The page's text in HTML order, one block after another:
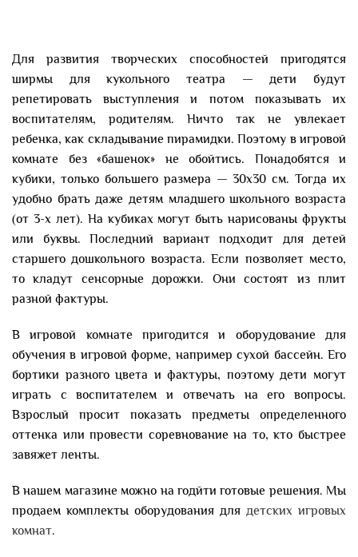
Для развития творческих способностей пригодятся
ширмы для кукольного театра — дети будут
репетировать выступления и потом показывать их
воспитателям, родителям. Ничто так не увлекает
ребенка, как складывание пирамидки. Поэтому в игровой
комнате без «башенок» не обойтись. Понадобятся и
кубики, только большего размера — 30х30 см. Тогда их
удобно брать даже детям младшего школьного возраста
(от 3-х лет). На кубиках могут быть нарисованы фрукты
или буквы. Последний вариант подходит для детей
старшего дошкольного возраста. Если позволяет место,
то кладут сенсорные дорожки. Они состоят из плит
разной фактуры.
В игровой комнате пригодится и оборудование для
обучения в игровой форме, например сухой бассейн. Его
бортики разного цвета и фактуры, поэтому дети могут
играть с воспитателем и отвечать на его вопросы.
Взрослый просит показать предметы определенного
оттенка или провести соревнование на то, кто быстрее
завяжет ленты.
В нашем магазине можно на годйти готовые решения. Мы
продаем комплекты оборудования для детских игровых
комнат.